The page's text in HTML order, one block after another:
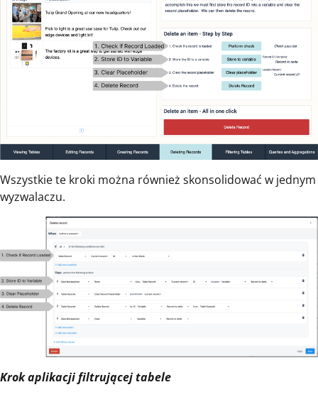
Wszystkie te kroki można również skonsolidować w jednym
wyzwalaczu.
Krok aplikacji filtrującej tabele